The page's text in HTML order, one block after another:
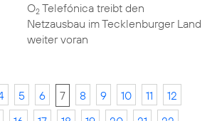
O2Telefónica treibt den
Netzausbau im Tecklenburger Land
weiter voran
5 6 7 8 9 10 11
12